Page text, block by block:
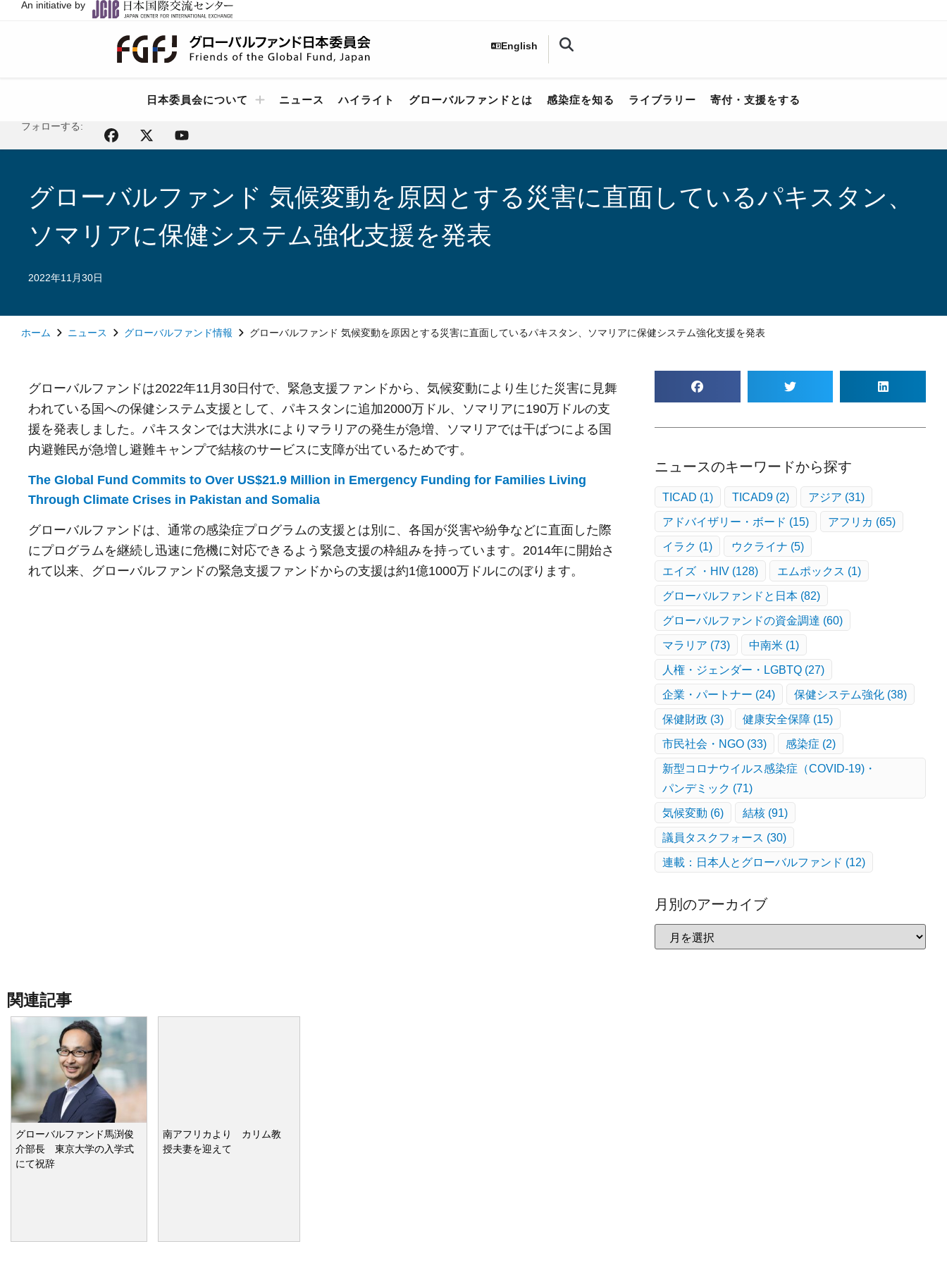
An initiative by
English
日本委員会について ニュース ハイライト​ グローバルファンドとは 感染症を知る ライブラリー 寄付・支援をする
フォローする:
グローバルファンド 気候変動を原因とする災害に直面しているパキスタン、
ソマリアに保健システム強化支援を発表
2022年11月30日
ホーム ニュース グローバルファンド情報 グローバルファンド 気候変動を原因とする災害に直面しているパキスタン、ソマリアに保健システム強化支援を発表
グローバルファンドは2022年11月30日付で、緊急支援ファンドから、気候変動により生じた災害に見舞
われている国への保健システム支援として、パキスタンに追加2000万ドル、ソマリアに190万ドルの支
援を発表しました。パキスタンでは大洪水によりマラリアの発生が急増、ソマリアでは干ばつによる国
内避難民が急増し避難キャンプで結核のサービスに支障が出ているためです。
The Global Fund Commits to Over US$21.9 Million in Emergency Funding for Families Living
Through Climate Crises in Pakistan and Somalia
グローバルファンドは、通常の感染症プログラムの支援とは別に、各国が災害や紛争などに直面した際
にプログラムを継続し迅速に危機に対応できるよう緊急支援の枠組みを持っています。2014年に開始さ
れて以来、 グローバルファンドの緊急支援ファンドからの支援は約1億1000万ドルにのぼります。
ニュースのキーワードから探す
TICAD (1) TICAD9(2) アジア (31)
アドバイザリー・ボード (15) アフリカ (65)
イラク (1) ウクライナ (5)
エイズ ・HIV(128) エムポックス (1)
グローバルファンドと日本(82)
グローバルファンドの資金調達 (60)
マラリア (73) 中南米(1)
人権・ジェンダー・LGBTQ(27)
企業・パートナー (24) 保健システム強化(38)
保健財政 (3) 健康安全保障(15)
市民社会・NGO(33) 感染症 (2)
新型コロナウイルス感染症（COVID-19)・
パンデミック (71)
気候変動 (6) 結核(91)
議員タスクフォース (30)
連載：日本人とグローバルファンド (12)
月別のアーカイブ
関連記事
グローバルファンド馬渕俊
介部長 東京大学の入学式
にて祝辞
南アフリカより カリム教
授夫妻を迎えて